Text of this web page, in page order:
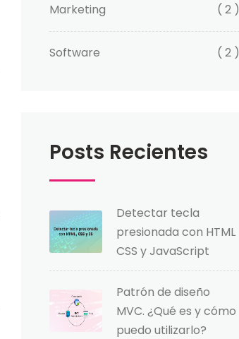
Marketing ( 2 )
Software ( 2 )
Posts Recientes
Detectar tecla
presionada con HTML
CSS y JavaScript
Patrón de diseño
MVC. ¿Qué es y cómo
puedo utilizarlo?